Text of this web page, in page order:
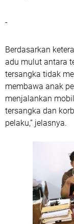
-
Berdasarkan
adu mulut antara
tersangka tidak
membawa anak
menjalankan
tersangka dan
pelaku,” jelasnya.